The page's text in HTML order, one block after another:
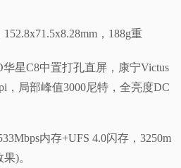
，188g重
华星C8中置打孔直屏，康宁Victus
，局部峰值3000尼特，全亮度DC
内存+UFS 4.0闪存，3250m
)。